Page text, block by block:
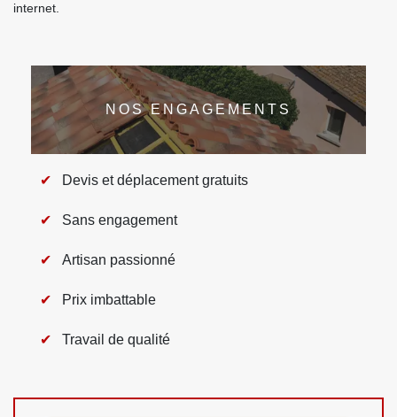
internet.
NOS ENGAGEMENTS
Devis et déplacement gratuits
Sans engagement
Artisan passionné
Prix imbattable
Travail de qualité